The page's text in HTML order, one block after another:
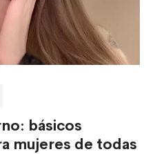
básicos
mujeres de todas